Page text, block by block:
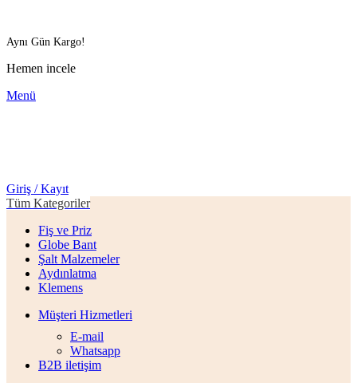
Aynı Gün Kargo!
Hemen incele
Menü
Giriş / Kayıt
Tüm Kategoriler
Fiş ve Priz
Globe Bant
Şalt Malzemeler
Aydınlatma
Klemens
Müşteri Hizmetleri
E-mail
Whatsapp
B2B iletişim